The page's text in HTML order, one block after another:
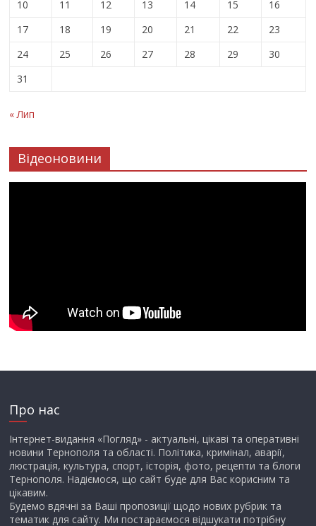
10
11 12 13 14 15
16
17
18 19 20 21 22
23
24
25 26 27 28 29
30
31
« Лип
Відеоновини
Про нас
Інтернет-видання «Погляд» - актуальні, цікаві та оперативні
новини Тернополя та області. Політика, кримінал, аварії,
люстрація, культура, спорт, історія, фото, рецепти та блоги
Тернополя. Надіємося, що сайт буде для Вас корисним та
цікавим.
Будемо вдячні за Ваші пропозиції щодо нових рубрик та
тематик для сайту. Ми постараємося відшукати потрібну